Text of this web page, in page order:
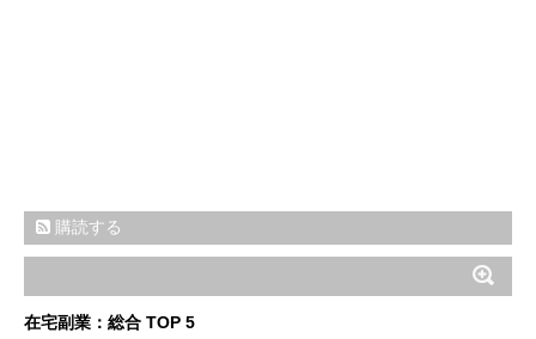
購読する
在宅副業：総合 TOP 5